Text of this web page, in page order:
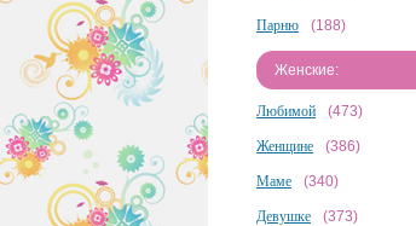
Парню (188)
Женские:
Любимой (473)
Женщине (386)
Маме (340)
Девушке (373)